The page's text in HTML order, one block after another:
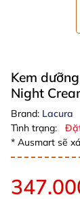
Kem
Night
Brand: Lacura
Tình trạng:
* Ausmart sẽ